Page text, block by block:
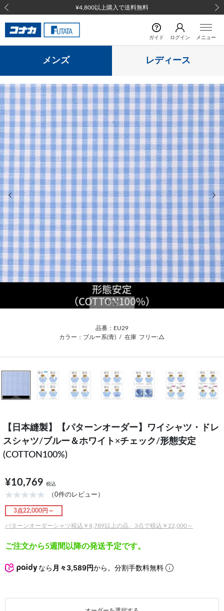
¥4,800以上購入で送料無料
前の画像
ガイド ログイン メニュー
メンズ レディース
前の画像 次
1/12
品番：EU29
カラー：ブルー系(青) / 在庫 フリー:△
【日本縫製】【パターンオーダー】ワイシャツ・ドレ
スシャツ/ブルー＆ホワイト×チェック/形態安定
(COTTON100%)
¥10,769 税込
（0件のレビュー）
3点22,000円～
パターンオーダーシャツ税込￥8,789以上の品、3点で税込￥22,000～
ご注文から5週間以降の発送予定です。
なら 月々3,589円から。分割手数料無料